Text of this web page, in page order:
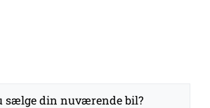
sælge din nuværende bil?